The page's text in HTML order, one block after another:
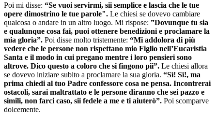
Poi mi disse: “Se vuoi servirmi, sii semplice e lascia che le tue
opere dimostrino le tue parole". Le chiesi se dovevo cambiare
qualcosa o andare in un altro luogo. Mi rispose: ”Dovunque tu sia
e qualunque cosa fai, puoi ottenere benedizioni e proclamare la
mia gloria”. Poi disse molto tristemente: “Mi addolora di più
vedere che le persone non rispettano mio Figlio nell’Eucaristia
Santa e il modo in cui pregano mentre i loro pensieri sono
altrove. Dico questo a coloro che si fingono pii”. Le chiesi allora
se dovevo iniziare subito a proclamare la sua gloria. “Sì! Sì!, ma
prima chiedi al tuo Padre confessore cosa ne pensa. Incontrerai
ostacoli, sarai maltrattato e le persone diranno che sei pazzo e
simili, non farci caso, sii fedele a me e ti aiuterò”. Poi scomparve
dolcemente.